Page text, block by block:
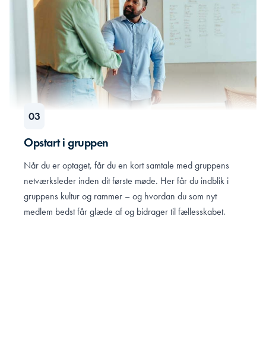
Opstart i gruppen
Når du er optaget, får du en kort samtale med gruppens
netværksleder inden dit første møde. Her får du indblik i
gruppens kultur og rammer – og hvordan du som nyt
medlem bedst får glæde af og bidrager til fællesskabet.